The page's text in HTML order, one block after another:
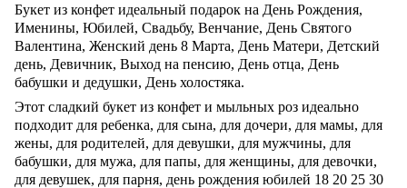
Букет из конфет идеальный подарок на День Рождения,
Именины, Юбилей, Свадьбу, Венчание, День Святого
Валентина, Женский день 8 Марта, День Матери, Детский
день, Девичник, Выход на пенсию, День отца, День
бабушки и дедушки, День холостяка.
Этот сладкий букет из конфет и мыльных роз идеально
подходит для ребенка, для сына, для дочери, для мамы, для
жены, для родителей, для девушки, для мужчины, для
бабушки, для мужа, для папы, для женщины, для девочки,
для девушек, для парня, день рождения юбилей 18 20 25 30